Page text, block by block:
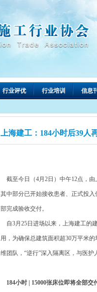
行业评优 行业培训 信息
上海建工：184小时后39
截至今日（4月2日）中午12点，由
其中部分已开始接收患者、正式投
部完成验收交付。
自3月25日进场以来，上海建工的
用，为确保总建筑面积超30万平米
维团队，“逆行”深入隔离区，与医
184小时 | 15000张床位即将全部交